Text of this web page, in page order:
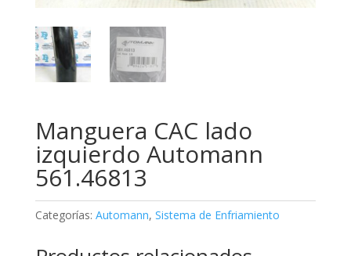
Manguera CAC lado
izquierdo Automann
561.46813
Categorías: Automann, Sistema de Enfriamiento